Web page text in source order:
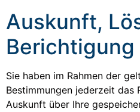
Auskunft,
Berichtigung
Sie haben im Rahmen der
Bestimmungen jederzeit das
Auskunft über Ihre